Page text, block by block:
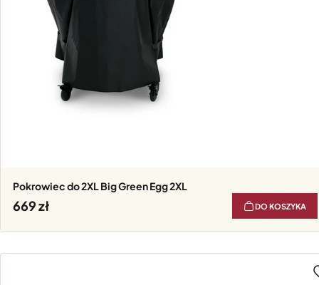
Pokrowiec do 2XL Big Green Egg 2XL
669 DO KOSZYKA